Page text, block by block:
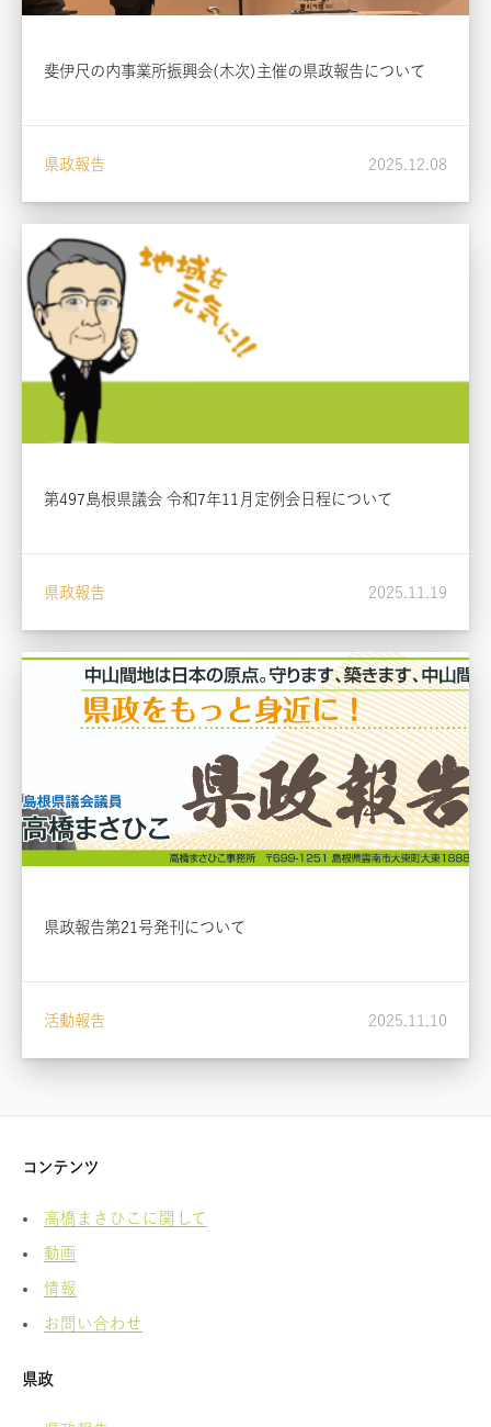
斐伊尺の内事業所振興会(木次)主催の県政報告について
県政報告 2025.12.08
第497島根県議会 令和7年11月定例会日程について
県政報告 2025.11.19
県政報告第21号発刊について
活動報告 2025.11.10
コンテンツ
高橋まさひこに関して
動画
情報
お問い合わせ
県政